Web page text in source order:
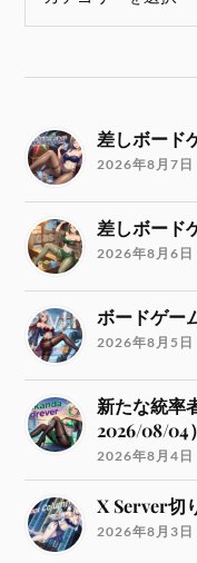
差しボード
2026年8月7日
差しボード
2026年8月6日
ボードゲー
2026年8月5日
新たな統率
2026/08/04）
2026年8月4日
X Server切
2026年8月3日